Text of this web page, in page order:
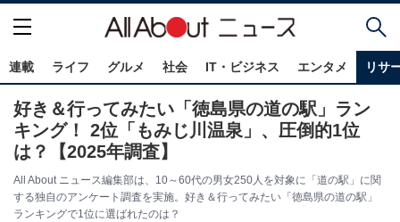
連載 ライフ グルメ 社会 IT・ビジネス エンタメ リサ
好き＆行ってみたい「徳島県の道の駅」ラン
キング！ 2位「もみじ川温泉」、圧倒的1位
は？【2025年調査】
All About ニュース編集部は、10～60代の男女250人を対象に「道の駅」に関
する独自のアンケート調査を実施。好き＆行ってみたい「徳島県の道の駅」
ランキングで1位に選ばれたのは？